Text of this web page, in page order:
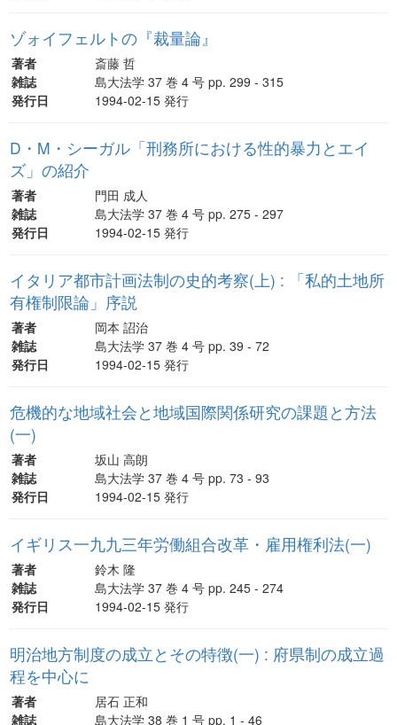
ゾォイフェルトの『裁量論』
著者
斎藤 哲
雑誌
島大法学 37 巻 4 号 pp. 299 - 315
発行日
1994-02-15 発行
D・M・シーガル「刑務所における性的暴力とエイ
ズ」の紹介
著者
門田 成人
雑誌
島大法学 37 巻 4 号 pp. 275 - 297
発行日
1994-02-15 発行
イタリア都市計画法制の史的考察(上) : 「私的土地所
有権制限論」序説
著者
岡本 詔治
雑誌
島大法学 37 巻 4 号 pp. 39 - 72
発行日
1994-02-15 発行
危機的な地域社会と地域国際関係研究の課題と方法
(一)
著者
坂山 高朗
雑誌
島大法学 37 巻 4 号 pp. 73 - 93
発行日
1994-02-15 発行
イギリス一九九三年労働組合改革・雇用権利法(一)
著者
鈴木 隆
雑誌
島大法学 37 巻 4 号 pp. 245 - 274
発行日
1994-02-15 発行
明治地方制度の成立とその特徴(一) : 府県制の成立過
程を中心に
著者
居石 正和
雑誌
島大法学 38 巻 1 号 pp. 1 - 46